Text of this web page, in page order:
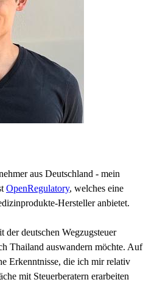
aus Deutschland - mein
OpenRegulatory, welches eine
Hersteller anbietet.
der deutschen Wegzugsteuer
Thailand auswandern möchte. Auf
Erkenntnisse, die ich mir relativ
mit Steuerberatern erarbeiten